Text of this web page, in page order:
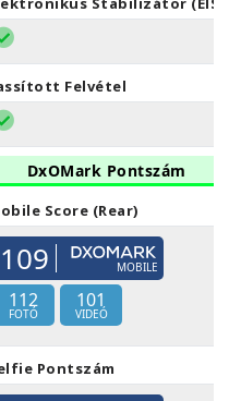
Felvétel
DxOMark Pontszám
Score (Rear)
109 MOBILE
112
FOTÓ
101
VIDEÓ
Pontszám